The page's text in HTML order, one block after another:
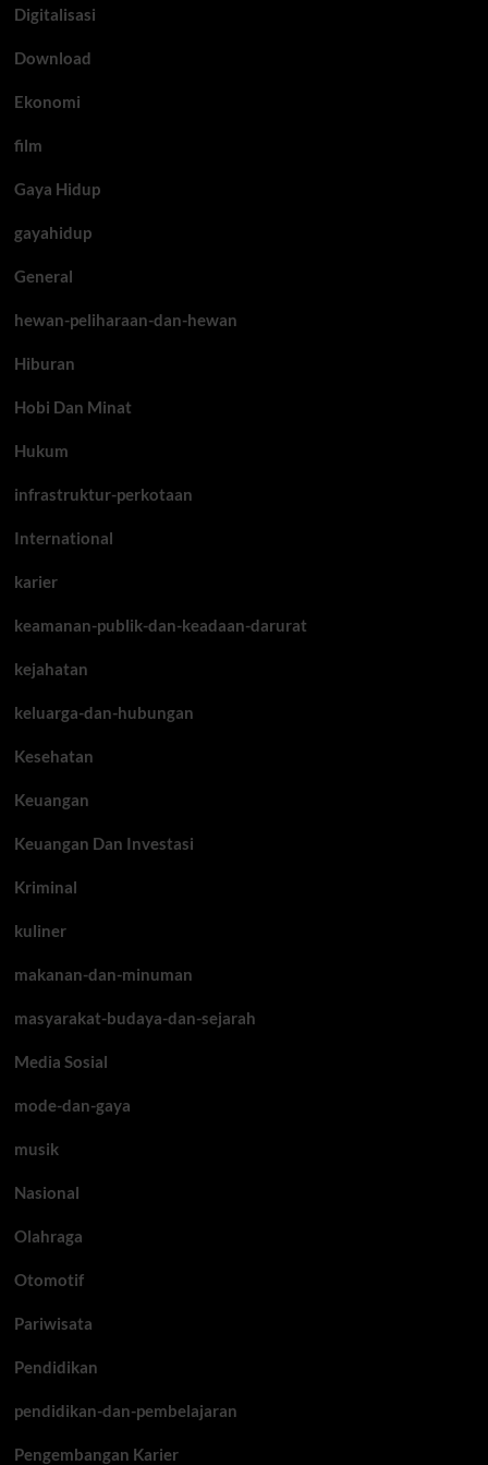
Digitalisasi
Download
Ekonomi
film
Gaya Hidup
gayahidup
General
hewan-peliharaan-dan-hewan
Hiburan
Hobi Dan Minat
Hukum
infrastruktur-perkotaan
International
karier
keamanan-publik-dan-keadaan-darurat
kejahatan
keluarga-dan-hubungan
Kesehatan
Keuangan
Keuangan Dan Investasi
Kriminal
kuliner
makanan-dan-minuman
masyarakat-budaya-dan-sejarah
Media Sosial
mode-dan-gaya
musik
Nasional
Olahraga
Otomotif
Pariwisata
Pendidikan
pendidikan-dan-pembelajaran
Pengembangan Karier